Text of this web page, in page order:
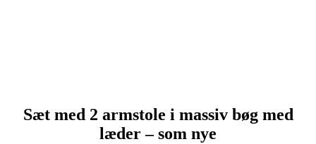
Sæt med 2 armstole i massiv bøg med
læder – som nye